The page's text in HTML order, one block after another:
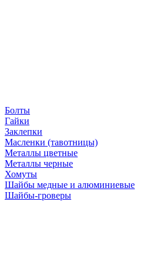
Болты
Гайки
Заклепки
Масленки (тавотницы)
Металлы цветные
Металлы черные
Хомуты
Шайбы медные и алюминиевые
Шайбы-гроверы